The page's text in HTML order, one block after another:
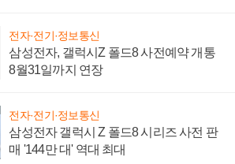
전자·전기·정보통신
삼성전자, 갤럭시Z 폴드8 사전예약 개통
8월31일까지 연장
전자·전기·정보통신
삼성전자 갤럭시 Z 폴드8 시리즈 사전 판
매 '144만 대' 역대 최대